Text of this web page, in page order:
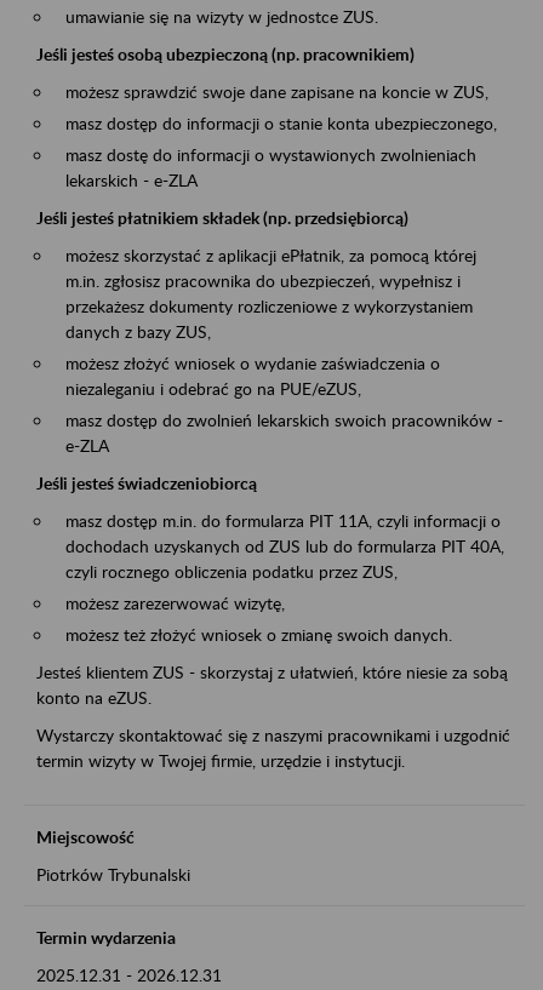
umawianie się na wizyty w jednostce ZUS.
Jeśli jesteś osobą ubezpieczoną (np. pracownikiem)
możesz sprawdzić swoje dane zapisane na koncie w ZUS,
masz dostęp do informacji o stanie konta ubezpieczonego,
masz dostę do informacji o wystawionych zwolnieniach
lekarskich - e-ZLA
Jeśli jesteś płatnikiem składek (np. przedsiębiorcą)
możesz skorzystać z aplikacji ePłatnik, za pomocą której
m.in. zgłosisz pracownika do ubezpieczeń, wypełnisz i
przekażesz dokumenty rozliczeniowe z wykorzystaniem
danych z bazy ZUS,
możesz złożyć wniosek o wydanie zaświadczenia o
niezaleganiu i odebrać go na PUE/eZUS,
masz dostęp do zwolnień lekarskich swoich pracowników -
e-ZLA
Jeśli jesteś świadczeniobiorcą
masz dostęp m.in. do formularza PIT 11A, czyli informacji o
dochodach uzyskanych od ZUS lub do formularza PIT 40A,
czyli rocznego obliczenia podatku przez ZUS,
możesz zarezerwować wizytę,
możesz też złożyć wniosek o zmianę swoich danych.
Jesteś klientem ZUS - skorzystaj z ułatwień, które niesie za sobą
konto na eZUS.
Wystarczy skontaktować się z naszymi pracownikami i uzgodnić
termin wizyty w Twojej firmie, urzędzie i instytucji.
Miejscowość
Piotrków Trybunalski
Termin wydarzenia
2025.12.31 - 2026.12.31